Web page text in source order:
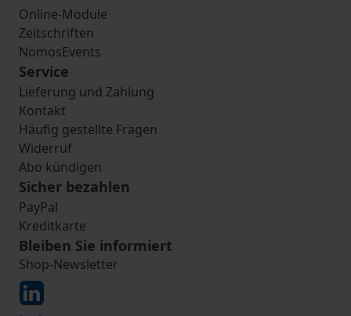
Online-Module
Zeitschriften
NomosEvents
Service
Lieferung und Zahlung
Kontakt
Häufig gestellte Fragen
Widerruf
Abo kündigen
Sicher bezahlen
PayPal
Kreditkarte
Bleiben Sie informiert
Shop-Newsletter